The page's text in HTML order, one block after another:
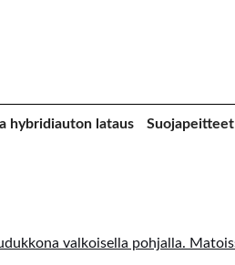
hybridiauton lataus Suojapeitteet